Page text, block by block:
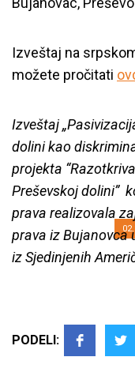
Izveštaj na
možete pročitati
Izveštaj„
dolini kao
projekta
Preševskoj dolini”
prava realizovala
prava iz Bujanovca
iz Sjedinjenih
PODELI: